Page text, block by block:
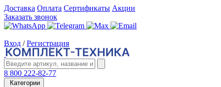
Доставка Оплата Сертификаты Акции
Заказать звонок
Вход / Регистрация
8 800 222-82-77
Категории